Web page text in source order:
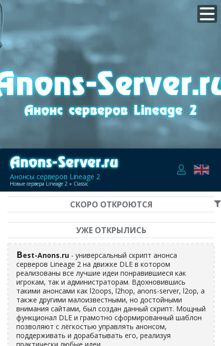
Анонсы серверов Lineage 2
Новые сервера Lineage 2 » Classic
СКОРО ОТКРОЮТСЯ
УЖЕ ОТКРЫЛИСЬ
Best-Anons.ru - универсальный скрипт анонса
серверов Lineage 2 на движке DLE в котором
реализованы все лучшие идеи понравившиеся как
игрокам, так и администраторам. Вдохновившись
такими анонсами как l2oops, l2hop, anons-server, l2op, а
также другими малоизвестными, но достойными
внимания сайтами, был создан данный скрипт. Мощный
функционал DLE и грамотно сформированный шаблон
позволяют с лёгкостью управлять анонсом,
поддерживать и дорабатывать его, реализуя